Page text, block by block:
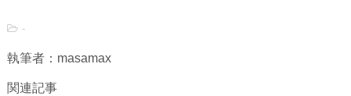
-
執筆者：masamax
関連記事